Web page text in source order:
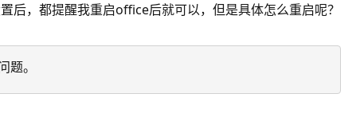
，都提醒我重启office后就可以，但是具体怎么重启呢？
。